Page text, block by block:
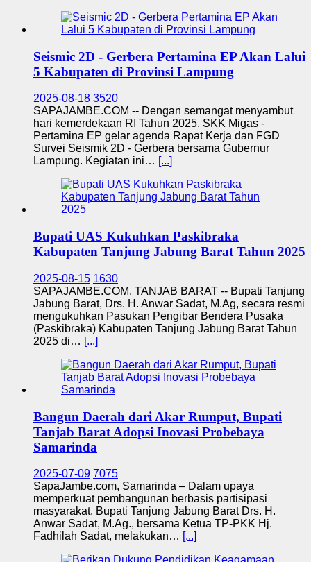
Seismic 2D - Gerbera Pertamina EP Akan Lalui
5 Kabupaten di Provinsi Lampung
2025-08-18 3520
SAPAJAMBE.COM -- Dengan semangat menyambut
hari kemerdekaan RI Tahun 2025, SKK Migas -
Pertamina EP gelar agenda Rapat Kerja dan FGD
Survei Seismik 2D - Gerbera bersama Gubernur
Lampung. Kegiatan ini… [...]
Bupati UAS Kukuhkan Paskibraka
Kabupaten Tanjung Jabung Barat Tahun 2025
2025-08-15 1630
SAPAJAMBE.COM, TANJAB BARAT -- Bupati Tanjung
Jabung Barat, Drs. H. Anwar Sadat, M.Ag, secara resmi
mengukuhkan Pasukan Pengibar Bendera Pusaka
(Paskibraka) Kabupaten Tanjung Jabung Barat Tahun
2025 di… [...]
Bangun Daerah dari Akar Rumput, Bupati
Tanjab Barat Adopsi Inovasi Probebaya
Samarinda
2025-07-09 7075
SapaJambe.com, Samarinda – Dalam upaya
memperkuat pembangunan berbasis partisipasi
masyarakat, Bupati Tanjung Jabung Barat Drs. H.
Anwar Sadat, M.Ag., bersama Ketua TP-PKK Hj.
Fadhilah Sadat, melakukan… [...]